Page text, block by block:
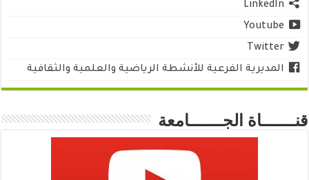
LinkedIn
Youtube
Twitter
المديرية الفرعية للأنشطة الرياضية والعلمية والثقافية
قنـــــــاة الجـــــــامعة